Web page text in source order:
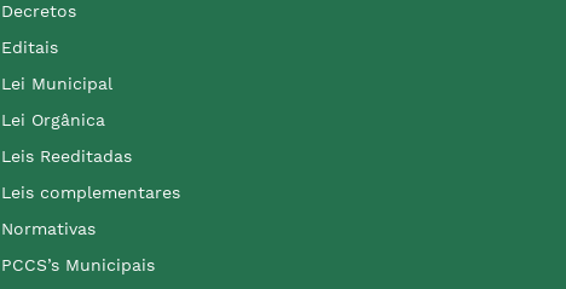
Decretos
Editais
Lei Municipal
Lei Orgânica
Leis Reeditadas
Leis complementares
Normativas
PCCS’s Municipais